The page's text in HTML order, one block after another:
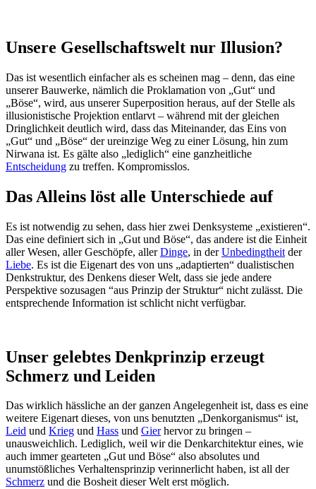
Unsere Gesellschaftswelt nur Illusion?
Das ist wesentlich einfacher als es scheinen mag – denn, das eine
unserer Bauwerke, nämlich die Proklamation von „Gut“ und
„Böse“, wird, aus unserer Superposition heraus, auf der Stelle als
illusionistische Projektion entlarvt – während mit der gleichen
Dringlichkeit deutlich wird, dass das Miteinander, das Eins von
„Gut“ und „Böse“ der ureinzige Weg zu einer Lösung, hin zum
Nirwana ist. Es gälte also „lediglich“ eine ganzheitliche
Entscheidung zu treffen. Kompromisslos.
Das Alleins löst alle Unterschiede auf
Es ist notwendig zu sehen, dass hier zwei Denksysteme „existieren“.
Das eine definiert sich in „Gut und Böse“, das andere ist die Einheit
aller Wesen, aller Geschöpfe, allerDinge, in derUnbedingtheit der
Liebe. Es ist die Eigenart des von uns „adaptierten“ dualistischen
Denkstruktur, des Denkens dieser Welt, dass sie jede andere
Perspektive sozusagen “aus Prinzip der Struktur“ nicht zulässt. Die
entsprechende Information ist schlicht nicht verfügbar.
Unser gelebtes Denkprinzip erzeugt
Schmerz und Leiden
Das wirklich hässliche an der ganzen Angelegenheit ist, dass es eine
weitere Eigenart dieses, von uns benutzten „Denkorganismus“ ist,
Leid und Krieg und Hass und Gierhervor zu bringen –
unausweichlich. Lediglich, weil wir die Denkarchitektur eines, wie
auch immer gearteten „Gut und Böse“ also absolutes und
unumstößliches Verhaltensprinzip verinnerlicht haben, ist all der
Schmerz und die Bosheit dieser Welt erst möglich.